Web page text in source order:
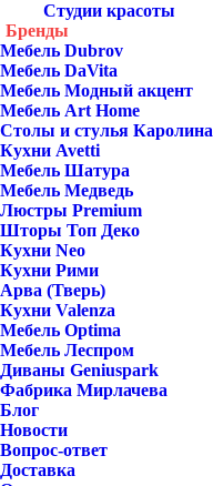
Студии красоты
Бренды
Мебель Dubrov
Мебель DaVita
Мебель Модный акцент
Мебель Art Home
Столы и стулья Каролина
Кухни Avetti
Мебель Шатура
Мебель Медведь
Люстры Premium
Шторы Топ Деко
Кухни Neo
Кухни Рими
Арва (Тверь)
Кухни Valenza
Мебель Optima
Мебель Леспром
Диваны Geniuspark
Фабрика Мирлачева
Блог
Новости
Вопрос-ответ
Доставка